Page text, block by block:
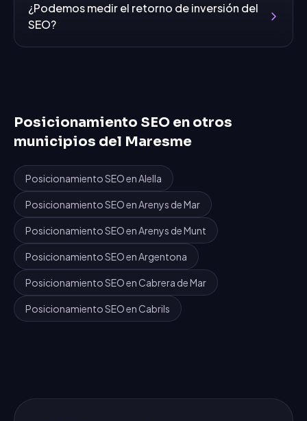
¿Podemos medir el retorno de inversión del
SEO?
Posicionamiento SEO en otros
municipios del Maresme
Posicionamiento SEOenAlella
Posicionamiento SEOenArenys de Mar
Posicionamiento SEOenArenys de Munt
Posicionamiento SEOenArgentona
Posicionamiento SEOenCabrera de Mar
Posicionamiento SEOenCabrils